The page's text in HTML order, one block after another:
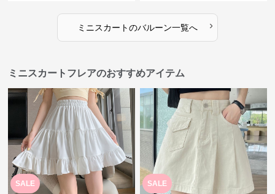
ミニスカートのバルーン一覧へ ›
ミニスカートフレアのおすすめアイテム
SALE SALE